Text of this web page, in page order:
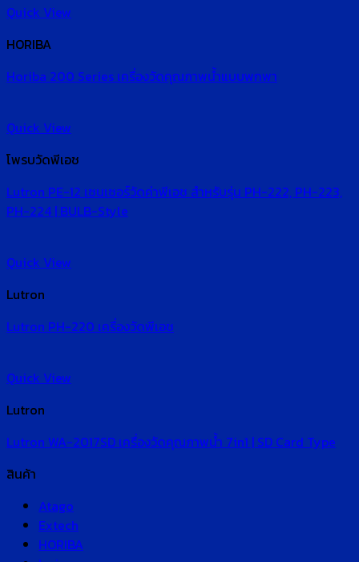
Quick View
HORIBA
Horiba 200 Series เครื่องวัดคุณภาพน้ำแบบพกพา
Quick View
โพรบวัดพีเอช
Lutron PE-12 เซนเซอร์วัดค่าพีเอช สำหรับรุ่น PH-222, PH-223,
PH-224 | BULB-Style
Quick View
Lutron
Lutron PH-220 เครื่องวัดพีเอช
Quick View
Lutron
Lutron WA-2017SD เครื่องวัดคุณภาพน้ำ 7in1 | SD Card Type
สินค้า
Atago
Extech
HORIBA